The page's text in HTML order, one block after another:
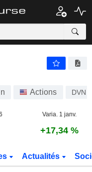
Actions DVN
Varia. 1 janv.
+17,34 %
Actualités